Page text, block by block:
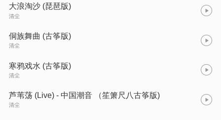
大浪淘沙 (琵琶版)
清尘
侗族舞曲 (古筝版)
清尘
寒鸦戏水 (古筝版)
清尘
芦苇荡 (Live) - 中国潮音 （笙箫尺八古筝版)
清尘